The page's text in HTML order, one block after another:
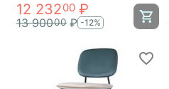
12 23200 ₽
13 90000 ₽ -12%